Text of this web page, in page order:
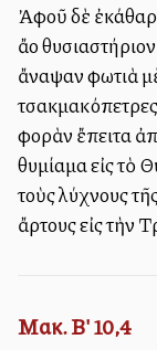
Ἀφοῦ δὲ
ἄλλο
ἄναψαν φωτιὰ
φορὰν ἔπειτα
θυμίαμα εἰς τὸ
τοὺς λύχνους
ἄρτους εἰς τὴν
Μακ. Β' 10,4